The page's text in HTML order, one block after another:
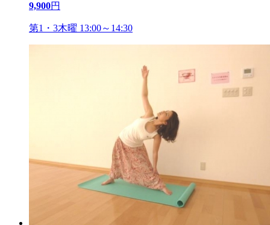
9,900円
第1・3木曜 13:00～14:30